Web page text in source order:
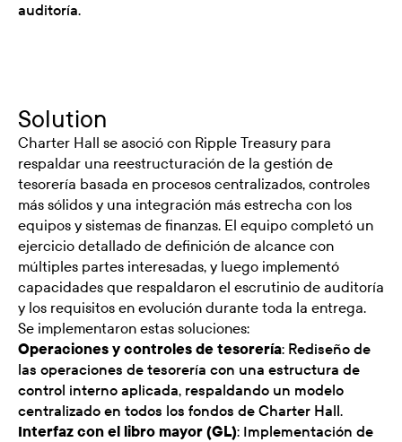
auditoría.
Solution
Charter Hall se asoció con Ripple Treasury para
respaldar una reestructuración de la gestión de
tesorería basada en procesos centralizados, controles
más sólidos y una integración más estrecha con los
equipos y sistemas de finanzas. El equipo completó un
ejercicio detallado de definición de alcance con
múltiples partes interesadas, y luego implementó
capacidades que respaldaron el escrutinio de auditoría
y los requisitos en evolución durante toda la entrega.
Se implementaron estas soluciones:
Operaciones y controles de tesorería: Rediseño de
las operaciones de tesorería con una estructura de
control interno aplicada, respaldando un modelo
centralizado en todos los fondos de Charter Hall.
Interfaz con el libro mayor (GL): Implementación de